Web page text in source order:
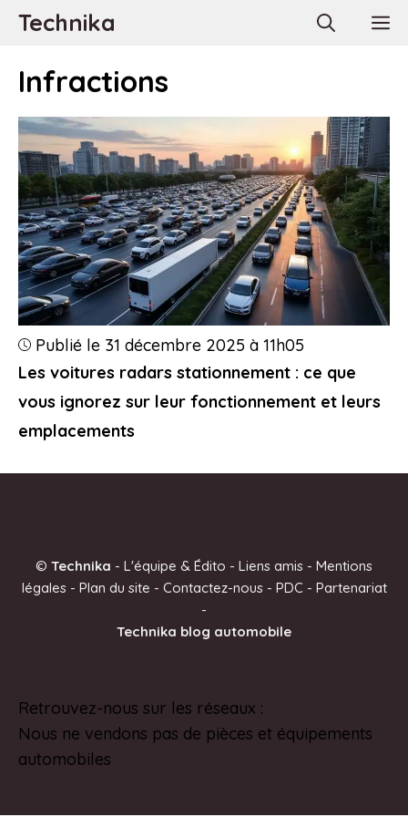
AllerTechnika
Infractions
Les voitures radars stationnement : ce que
vous ignorez sur leur fonctionnement et leurs
emplacements
Publié le 31 décembre 2025 à 11h05
© Technika - L'équipe & Édito - Liens amis - Mentions
légales- Plan du site - Contactez-nous- PDC - Partenariat
-
Technika blog automobile
Retrouvez-nous sur les réseaux :
Nous ne vendons pas de pièces et équipements
automobiles